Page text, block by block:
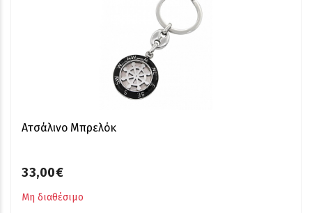
Ατσάλινο Μπρελόκ
33,00€
Μη διαθέσιμο